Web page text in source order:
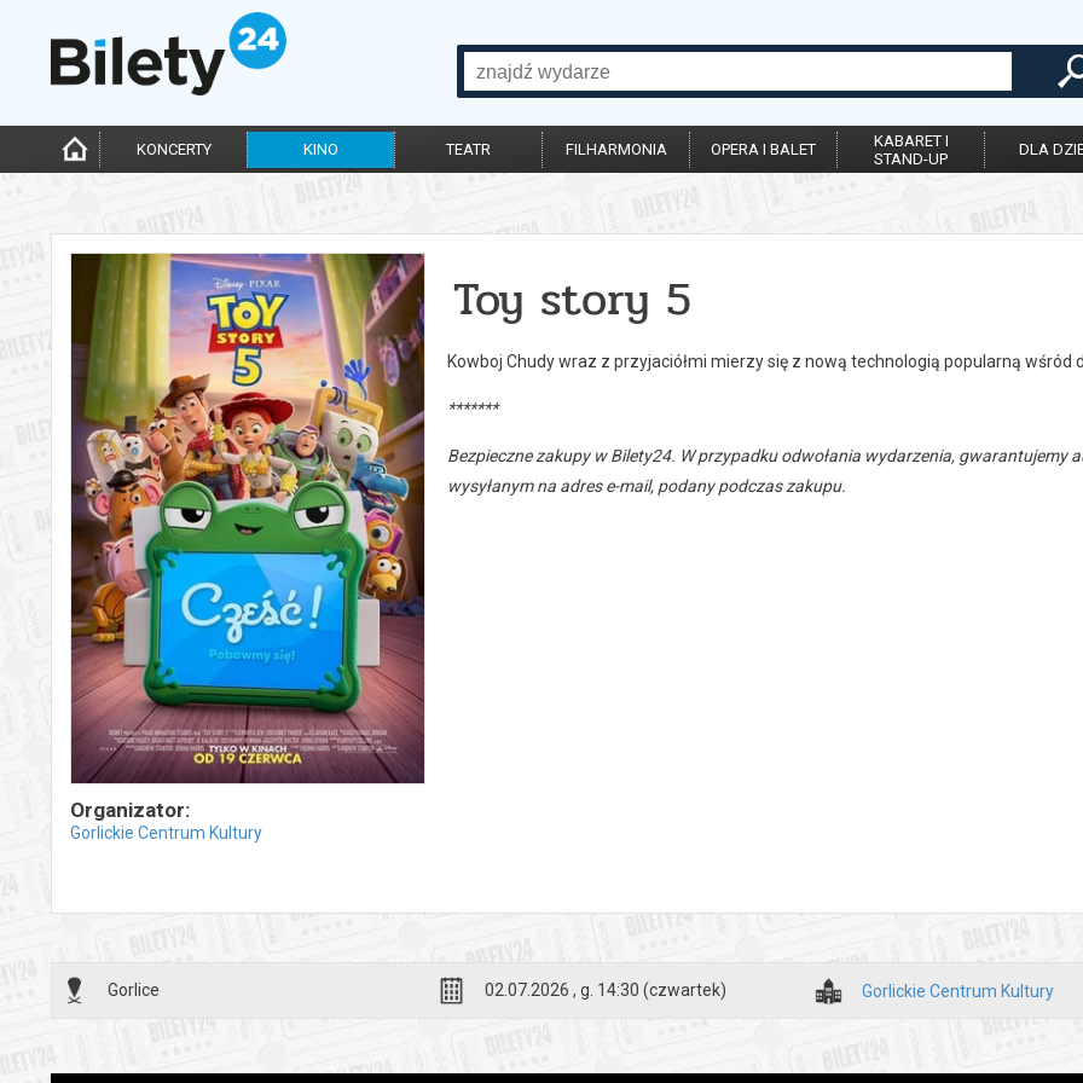
KONCERTY KINO TEATR FILHARMONIA OPERA I BALET
KABARET I
STAND-UP
DLA
Organizator:
Gorlickie Centrum Kultury
Toy story 5
Kowboj Chudy wraz z przyjaciółmi mierzy się z nową technologią popularną wśród
*******
Bezpieczne zakupy w Bilety24. W przypadku odwołania wydarzenia,
wysyłanym na adres e-mail, podany podczas zakupu.
Gorlice 02.07.2026 , g. 14:30 (czwartek) Gorlickie Centrum Kultury